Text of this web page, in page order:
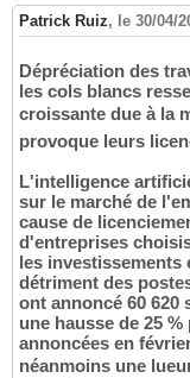
Patrick Ruiz, le 30/04/
Dépréciation des
les cols blancs
croissante due à la
provoque leurs
L'intelligence
sur le marché de
cause de
d'entreprises
les investissements
détriment des
ont annoncé 60
une hausse de 25
annoncées en
néanmoins une